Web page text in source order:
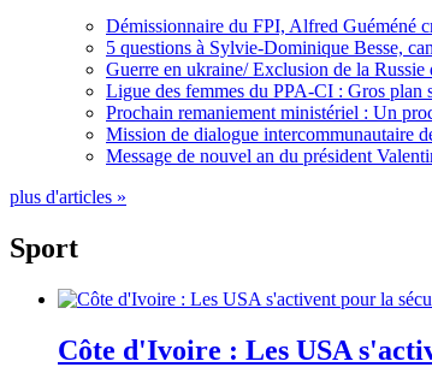
Démissionnaire du FPI, Alfred Guéméné
5 questions à Sylvie-Dominique Besse,
Guerre en ukraine/ Exclusion de la
Ligue des femmes du PPA-CI : Gros plan
Prochain remaniement ministériel : Un
Mission de dialogue intercommunautaire
Message de nouvel an du président
plus d'articles »
Sport
Côte d'Ivoire : Les USA